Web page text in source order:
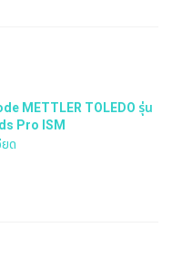
METTLER TOLEDO รุ่น
Pro ISM
ยด